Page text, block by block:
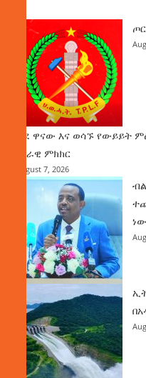
ወደ ዋናው እና ወሳኙ የውይይት
ሀገራዊ ምክክር
August 7, 2026
ነው